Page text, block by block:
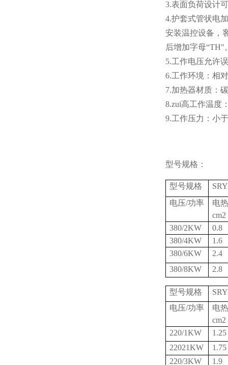
3.表面负荷设计
4.护套式管状电
安装温控设备，
后增加字母“TH"
5.工作电压允许
6.工作环境：相
7.加热器材质：
8.zui高工作温度
9.工作压力：小
型号规格：
型号规格
电压/功率
电
cm2
380/2KW
0.8
380/4KW
1.6
380/6KW
2.4
380/8KW
2.8
型号规格
电压/功率
电
cm2
220/1KW
1.25
22021KW
1.75
220/3KW
1.9